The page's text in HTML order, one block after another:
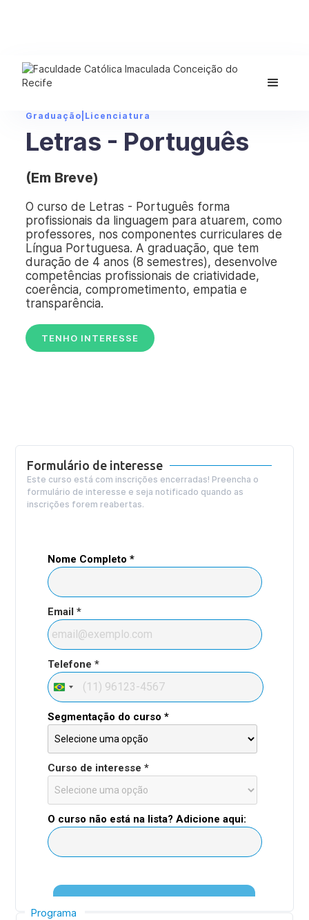
Graduação Licenciatura
Letras - Português
(Em Breve)
O curso de Letras - Português forma
profissionais da linguagem para atuarem, como
professores, nos componentes curriculares de
Língua Portuguesa. A graduação, que tem
duração de 4 anos (8 semestres), desenvolve
competências profissionais de criatividade,
coerência, comprometimento, empatia e
transparência.
TENHO INTERESSE
Programa
Formulário de interesse
Este curso está com inscrições encerradas! Preencha o
formulário de interesse e seja notificado quando as
inscrições forem reabertas.